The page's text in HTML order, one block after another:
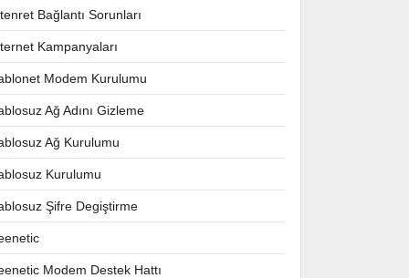
Bağlantı Sorunları
Kampanyaları
Modem Kurulumu
Ağ Adını Gizleme
Ağ Kurulumu
Kurulumu
Şifre Degiştirme
Modem Destek Hattı